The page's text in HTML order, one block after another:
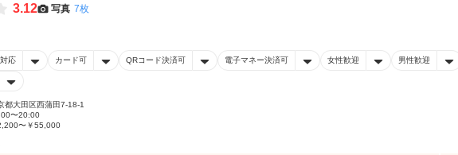
3.12 写真 7枚
応 カード可 QRコード決済可 電子マネー決済可 女性歓迎 男性歓迎
都大田区西蒲田7-18-1
〜20:00
〜￥55,000